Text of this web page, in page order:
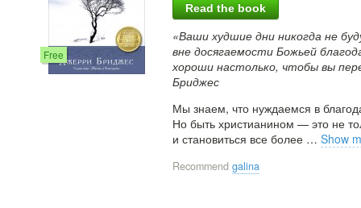
Free
Read the book
«Ваши худшие дни никогда не
вне досягаемости Божьей
хороши настолько, чтобы вы
Бриджес
Мы знаем, что нуждаемся в
Но быть христианином — это не
и становиться все более … Show
Recommend galina